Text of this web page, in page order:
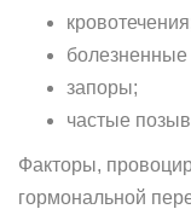
запоры;
частые
Факторы,
гормональной